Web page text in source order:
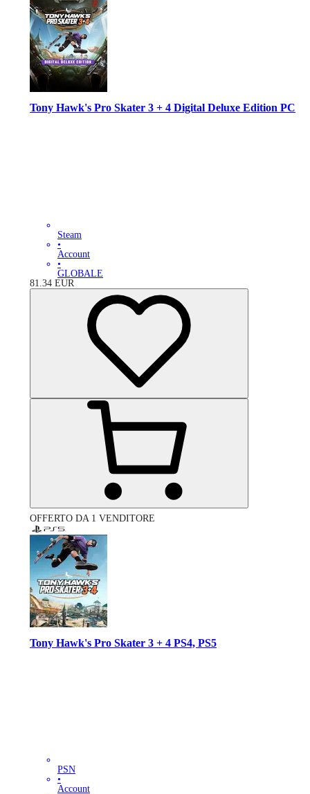
Tony Hawk's Pro Skater 3 + 4 Digital Deluxe Edition PC
Steam
•
Account
•
GLOBALE
81.34 EUR
OFFERTO DA 1 VENDITORE
Tony Hawk's Pro Skater 3 + 4 PS4, PS5
PSN
•
Account